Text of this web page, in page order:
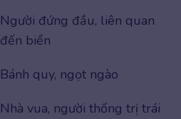
Người đứng đầu, liên quan
đến biển
Bánh quy, ngọt ngào
Nhà vua, người thống trị trái